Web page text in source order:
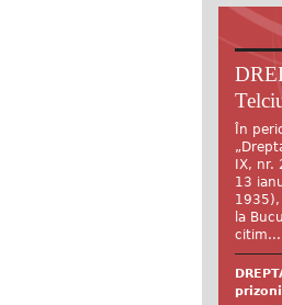
În
IX, nr.
13
1935),
la
citim...